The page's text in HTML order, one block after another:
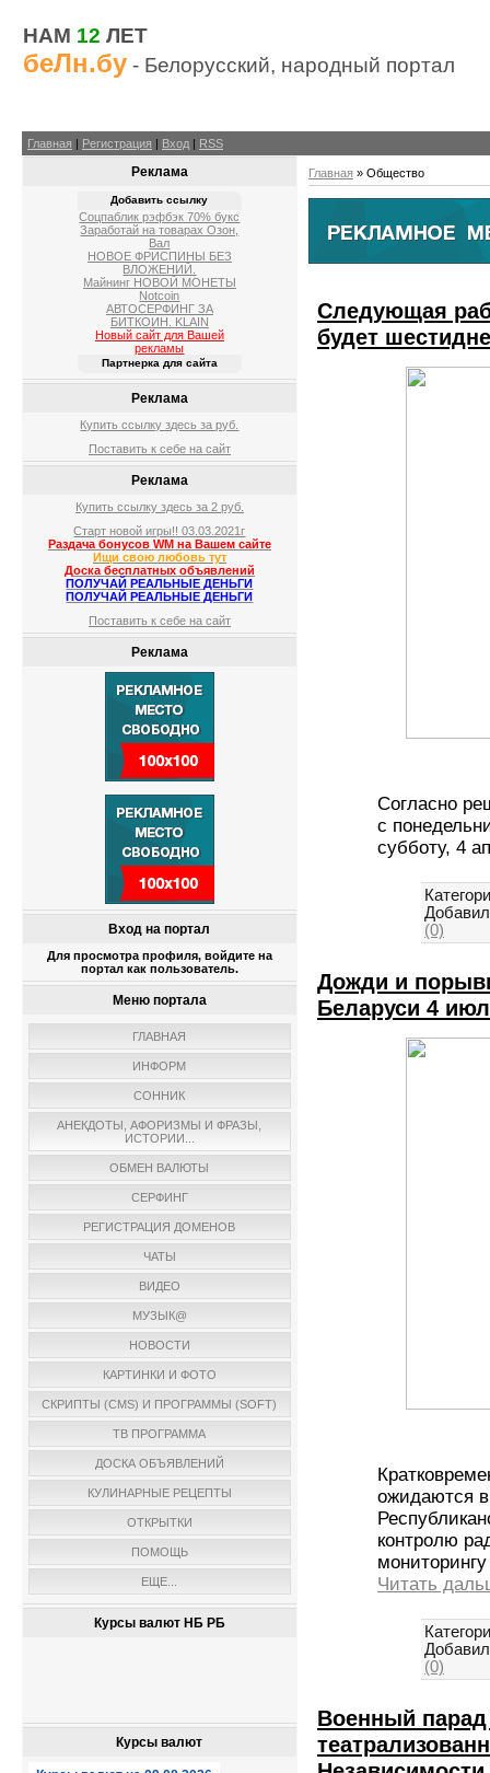
НАМ 12 ЛЕТ
беЛн.бу - Белорусский, народный портал
Главная | Регистрация | Вход | RSS
Реклама
Добавить ссылку
Соцпаблик рэфбэк 70% букс
Заработай на товарах Озон,
Вал
НОВОЕ ФРИСПИНЫ БЕЗ
ВЛОЖЕНИЙ.
Майнинг НОВОЙ МОНЕТЫ
Notcoin
АВТОСЕРФИНГ ЗА
БИТКОИН. KLAIN
Новый сайт для Вашей
рекламы
Партнерка для сайта
Реклама
Купить ссылку здесь заруб.
Поставить к себе на сайт
Реклама
Купить ссылку здесь за 2 руб.
Старт новой игры!! 03.03.2021г
Раздача бонусов WM на Вашем сайте
Ищи свою любовь тут
Доска бесплатных объявлений
ПОЛУЧАЙ РЕАЛЬНЫЕ ДЕНЬГИ
ПОЛУЧАЙ РЕАЛЬНЫЕ ДЕНЬГИ
Поставить к себе на сайт
Реклама
Вход на портал
Для просмотра профиля, войдите на
портал как пользователь.
Меню портала
ГЛАВНАЯ
ИНФОРМ
СОННИК
АНЕКДОТЫ, АФОРИЗМЫ И ФРАЗЫ,
ИСТОРИИ...
ОБМЕН ВАЛЮТЫ
СЕРФИНГ
РЕГИСТРАЦИЯ ДОМЕНОВ
ЧАТЫ
ВИДЕО
МУЗЫК@
НОВОСТИ
КАРТИНКИ И ФОТО
СКРИПТЫ (CMS) И ПРОГРАММЫ (SOFT)
ТВ ПРОГРАММА
ДОСКА ОБЪЯВЛЕНИЙ
КУЛИНАРНЫЕ РЕЦЕПТЫ
ОТКРЫТКИ
ПОМОЩЬ
ЕЩЕ...
Курсы валют НБ РБ
Курсы валют
Главная » Общество
Следующая
будет
Согласно
с
субботу, 4
(0)
Дожди и
Беларуси 4
ожидаются
контролю
Читать
(0)
Военный